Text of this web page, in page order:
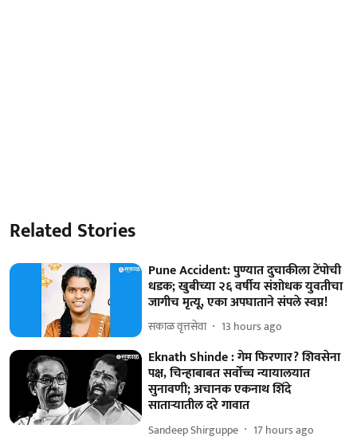
Related Stories
Pune Accident: पुण्यात दुचाकीला टेंपोची
धडक; खुबीच्या २६ वर्षीय संशोधक युवतीचा
जागीच मृत्यू, एका अपघाताने संपले स्वप्न!
सकाळ वृत्तसेवा 13 hours ago
Eknath Shinde : गेम फिरणार? शिवसेना
पक्ष, चिन्हाबाबत सर्वोच्च न्यायालयात
सुनावणी; अचानक एकनाथ शिंदे
साताऱ्यातील दरे गावात
Sandeep Shirguppe 17 hours ago